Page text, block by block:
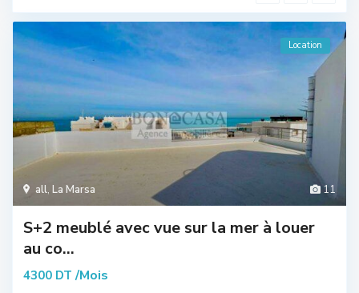
11
all, La Marsa
Location
S+2 meublé avec vue sur la mer à louer
au co...
4300 DT /Mois